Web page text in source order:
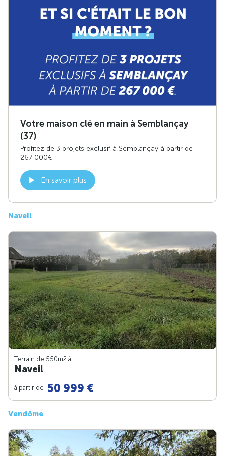
Votre maison clé en main à Semblançay
(37)
Profitez de 3 projets exclusif à Semblançay à partir de
267 000€
En savoir plus
Naveil
Terrain de 550m2 à
Naveil
à partir de 50 999 €
Vendôme